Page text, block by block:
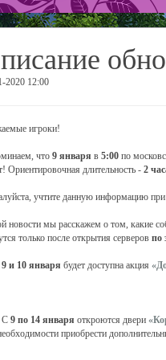
2020 12:00
игроки!
что 9 января в 5:00 по
Ориентировочная длительность - 2
учтите данную информацию при
новости мы расскажем о том, какие
только после открытия серверов по
9 и 10 января будет доступна акция
9 по 14 января откроются двери
приобрести